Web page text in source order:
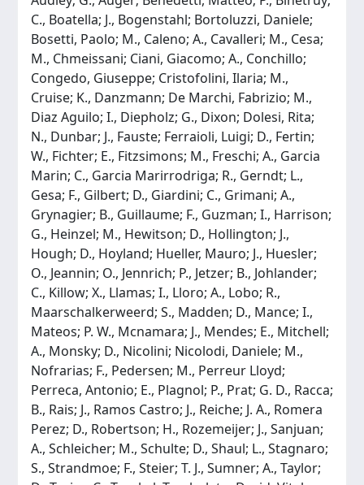
C., Boatella; J., Bogenstahl; Bortoluzzi, Daniele;
Bosetti, Paolo; M., Caleno; A., Cavalleri; M., Cesa;
M., Chmeissani; Ciani, Giacomo; A., Conchillo;
Congedo, Giuseppe; Cristofolini, Ilaria; M.,
Cruise; K., Danzmann; De Marchi, Fabrizio; M.,
Diaz Aguilo; I., Diepholz; G., Dixon; Dolesi, Rita;
N., Dunbar; J., Fauste; Ferraioli, Luigi; D., Fertin;
W., Fichter; E., Fitzsimons; M., Freschi; A., Garcia
Marin; C., Garcia Marirrodriga; R., Gerndt; L.,
Gesa; F., Gilbert; D., Giardini; C., Grimani; A.,
Grynagier; B., Guillaume; F., Guzman; I., Harrison;
G., Heinzel; M., Hewitson; D., Hollington; J.,
Hough; D., Hoyland; Hueller, Mauro; J., Huesler;
O., Jeannin; O., Jennrich; P., Jetzer; B., Johlander;
C., Killow; X., Llamas; I., Lloro; A., Lobo; R.,
Maarschalkerweerd; S., Madden; D., Mance; I.,
Mateos; P. W., Mcnamara; J., Mendes; E., Mitchell;
A., Monsky; D., Nicolini; Nicolodi, Daniele; M.,
Nofrarias; F., Pedersen; M., Perreur Lloyd;
Perreca, Antonio; E., Plagnol; P., Prat; G. D., Racca;
B., Rais; J., Ramos Castro; J., Reiche; J. A., Romera
Perez; D., Robertson; H., Rozemeijer; J., Sanjuan;
A., Schleicher; M., Schulte; D., Shaul; L., Stagnaro;
S., Strandmoe; F., Steier; T. J., Sumner; A., Taylor;